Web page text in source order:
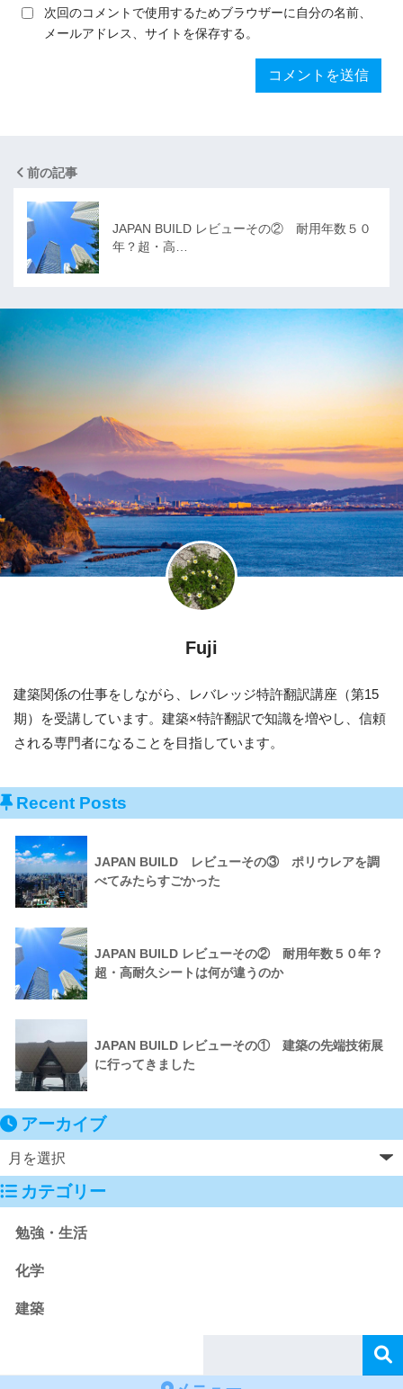
次回のコメントで使用するためブラウザーに自分の名前、
メールアドレス、サイトを保存する。
前の記事
JAPAN BUILD レビューその② 耐用年数５０
年？超・高…
Fuji
建築関係の仕事をしながら、レバレッジ特許翻訳講座（第15
期）を受講しています。建築×特許翻訳で知識を増やし、信頼
される専門者になることを目指しています。
Recent Posts
JAPAN BUILD レビューその③ ポリウレアを調
べてみたらすごかった
JAPAN BUILD レビューその② 耐用年数５０年？
超・高耐久シートは何が違うのか
JAPAN BUILD レビューその① 建築の先端技術展
に行ってきました
アーカイブ
カテゴリー
勉強・生活
化学
建築